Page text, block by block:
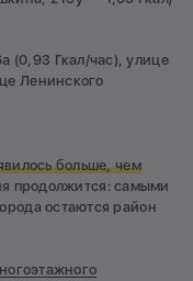
(0,93 Гкал/час), улице
Ленинского
больше, чем
продолжится: самыми
остаются район